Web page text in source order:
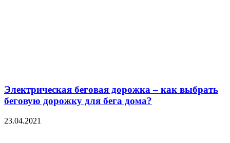
Электрическая беговая дорожка – как выбрать
беговую дорожку для бега дома?
23.04.2021